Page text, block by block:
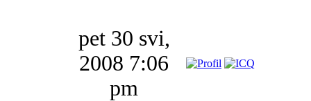
pet 30 svi,
2008 7:06
pm